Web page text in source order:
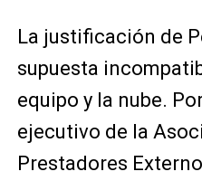
La justificación de
supuesta
equipo y la nube.
ejecutivo de la
Prestadores